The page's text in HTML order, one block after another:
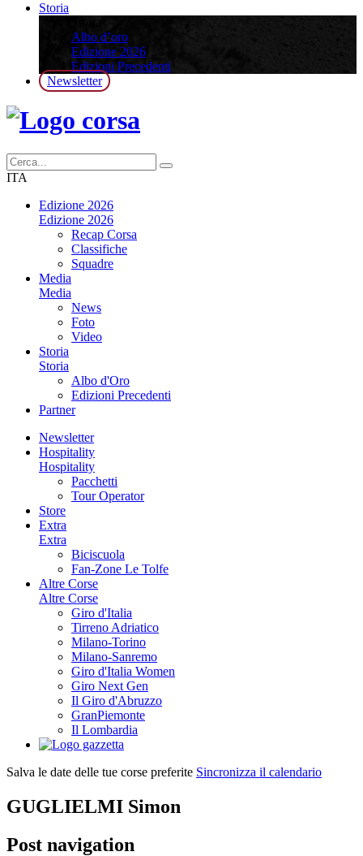
Storia
Albo d’oro
Edizione 2026
Edizioni Precedenti
Newsletter
ITA
Edizione 2026
Edizione 2026
Recap Corsa
Classifiche
Squadre
Media
Media
News
Foto
Video
Storia
Storia
Albo d'Oro
Edizioni Precedenti
Partner
Newsletter
Hospitality
Hospitality
Pacchetti
Tour Operator
Store
Extra
Extra
Biciscuola
Fan-Zone Le Tolfe
Altre Corse
Altre Corse
Giro d'Italia
Tirreno Adriatico
Milano-Torino
Milano-Sanremo
Giro d'Italia Women
Giro Next Gen
Il Giro d'Abruzzo
GranPiemonte
Il Lombardia
Salva le date delle tue corse preferite Sincronizza il calendario
GUGLIELMI Simon
Post navigation